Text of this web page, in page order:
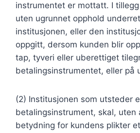
instrumentet er mottatt. I
uten ugrunnet opphold
institusjonen, eller den
oppgitt, dersom kunden blir
tap, tyveri eller uberettiget
betalingsinstrumentet, eller på
(2) Institusjonen som utsteder
betalingsinstrument, skal, uten
betydning for kundens plikter